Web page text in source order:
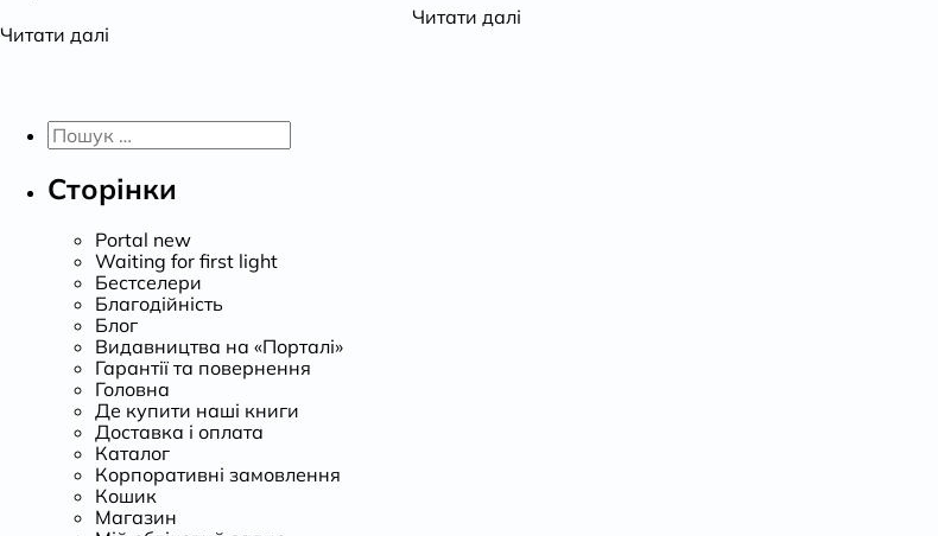
Читати далі
з 5
Читати далі
Пошук:
Сторінки
Portal new
Waiting for first light
Бестселери
Благодійність
Блог
Видавництва на «Порталі»
Гарантії та повернення
Головна
Де купити наші книги
Доставка і оплата
Каталог
Корпоративні замовлення
Кошик
Магазин